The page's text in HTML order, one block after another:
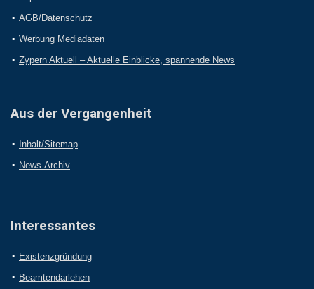
AGB/Datenschutz
Werbung Mediadaten
Zypern Aktuell – Aktuelle Einblicke, spannende News
Aus der Vergangenheit
Inhalt/Sitemap
News-Archiv
Interessantes
Existenzgründung
Beamtendarlehen